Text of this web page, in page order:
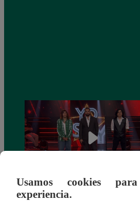
Yo Soy GRANDES BATALLAS:
Usamos cookies
experiencia.